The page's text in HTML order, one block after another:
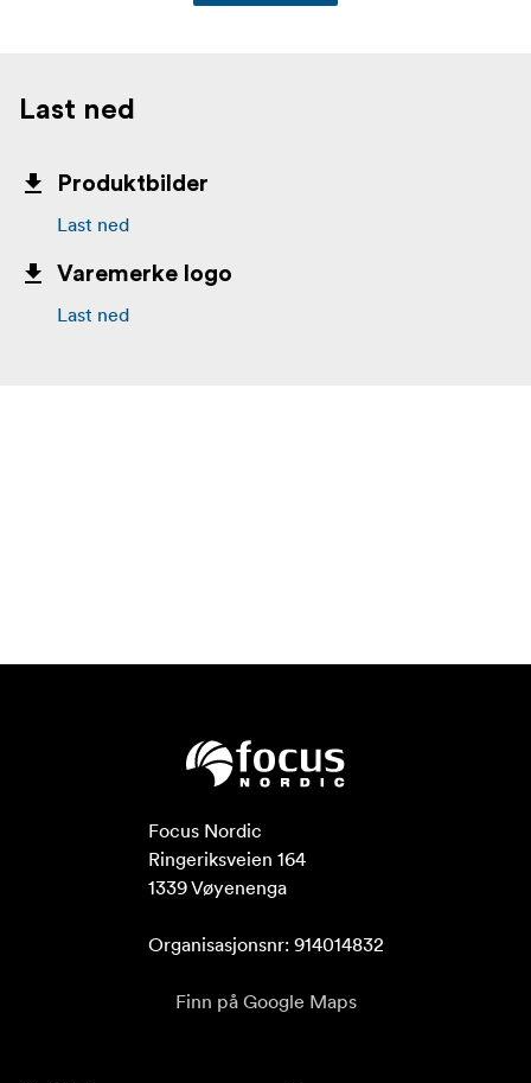
Last ned
Produktbilder
Last ned
Varemerke logo
Last ned
Focus Nordic
Ringeriksveien 164
1339 Vøyenenga
Organisasjonsnr: 914014832
Finn på Google Maps